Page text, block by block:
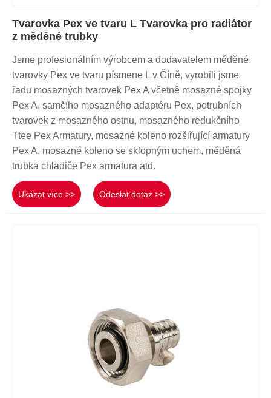
Tvarovka Pex ve tvaru L Tvarovka pro radiátor
z měděné trubky
Jsme profesionálním výrobcem a dodavatelem měděné
tvarovky Pex ve tvaru písmene L v Číně, vyrobili jsme
řadu mosazných tvarovek Pex A včetně mosazné spojky
Pex A, samčího mosazného adaptéru Pex, potrubních
tvarovek z mosazného ostnu, mosazného redukčního
Ttee Pex Armatury, mosazné koleno rozšiřující armatury
Pex A, mosazné koleno se sklopným uchem, měděná
trubka chladiče Pex armatura atd.
Ukázat více >> Odeslat dotaz >>